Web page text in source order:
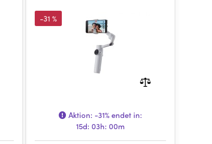
-31 %
Aktion: -31%endet in:
15d: 03h: 00m